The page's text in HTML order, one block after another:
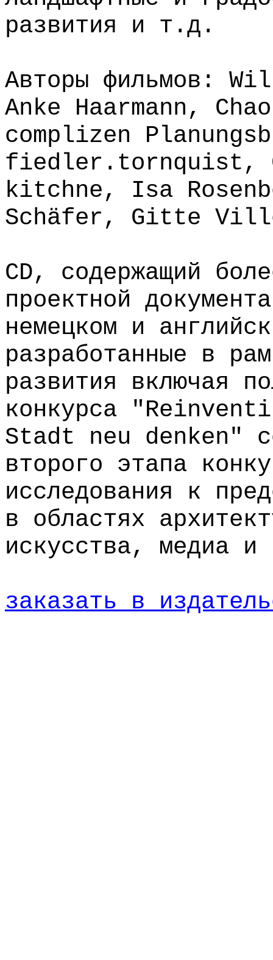
развития и т.д.
Авторы фильмов:
Anke Haarmann,
complizen
fiedler.tornquist,
kitchne, Isa
Schäfer, Gitte
CD, содержащий
проектной
немецком и
разработанные в
развития включая
конкурса
Stadt neu denken"
второго этапа
исследования к
в областях
искусства, медиа и
заказать в